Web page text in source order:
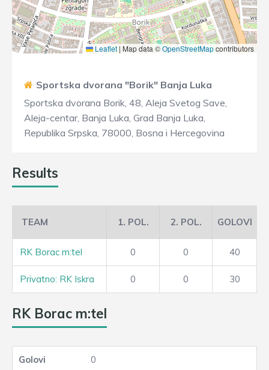
Leaflet | Map data ©OpenStreetMapcontributors
Sportska dvorana "Borik" Banja Luka
Sportska dvorana Borik, 48, Aleja Svetog Save,
Aleja-centar, Banja Luka, Grad Banja Luka,
Republika Srpska, 78000, Bosna i Hercegovina
Results
TEAM 1. POL. 2. POL. GOLOVI
RK Borac m:tel 0 0 40
Privatno: RK Iskra 0 0 30
RK Borac m:tel
0